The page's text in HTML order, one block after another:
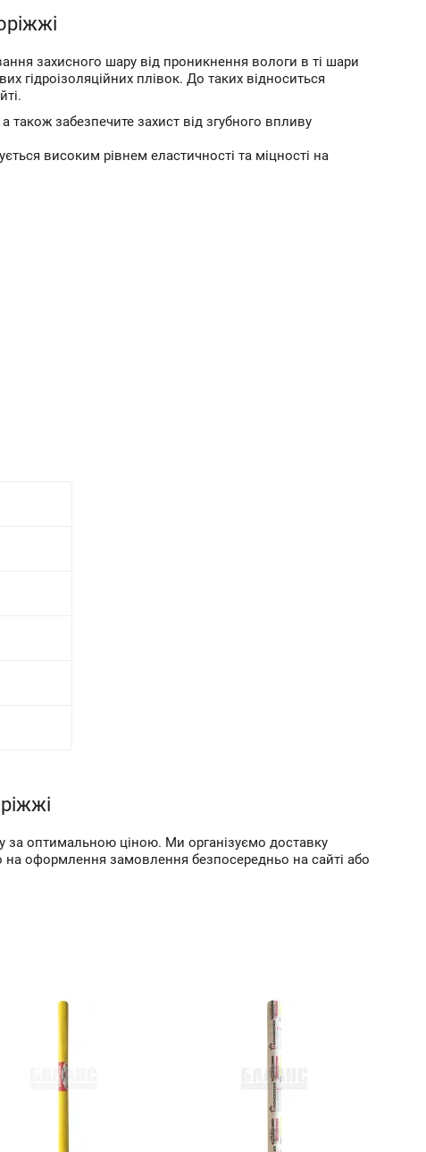
захисного шару від проникнення вологи в ті шари
гідроізоляційних плівок. До таких відноситься
забезпечите захист від згубного впливу
високим рівнем еластичності та міцності на
за оптимальною ціною. Ми організуємо доставку
оформлення замовлення безпосередньо на сайті або